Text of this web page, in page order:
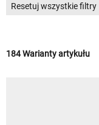
Resetuj wszystkie filtry
184 Warianty artykułu